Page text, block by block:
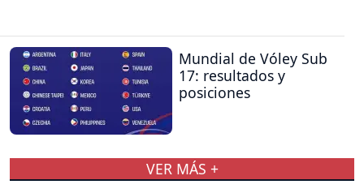
Mundial de Vóley Sub
17: resultados y
posiciones
VER MÁS +